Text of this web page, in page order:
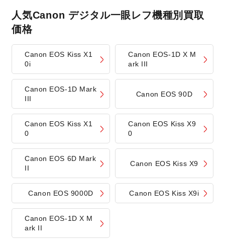
人気Canon デジタル一眼レフ機種別買取
価格
Canon EOS Kiss X1
0i
Canon EOS-1D X M
ark III
Canon EOS-1D Mark
III
Canon EOS 90D
Canon EOS Kiss X1
0
Canon EOS Kiss X9
0
Canon EOS 6D Mark
II
Canon EOS Kiss X9
Canon EOS 9000D Canon EOS Kiss X9i
Canon EOS-1D X M
ark II